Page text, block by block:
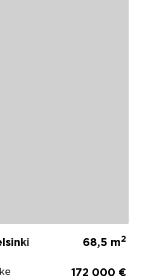
68,5 m2
172 000 €